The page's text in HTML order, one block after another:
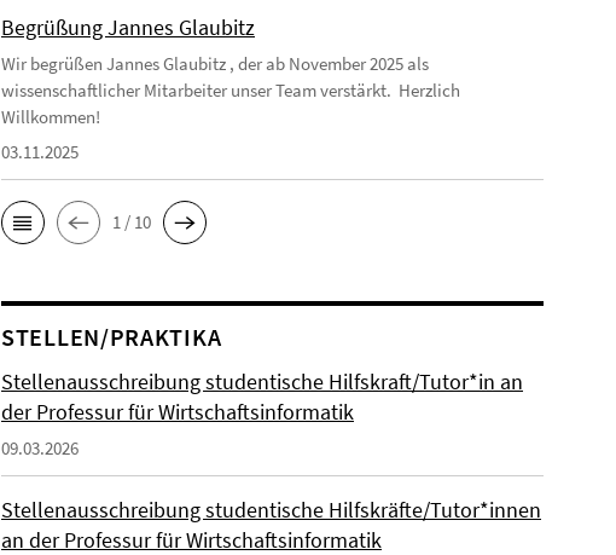
Begrüßung Jannes Glaubitz
Wir begrüßen Jannes Glaubitz , der ab November 2025 als
wissenschaftlicher Mitarbeiter unser Team verstärkt. Herzlich
Willkommen!
03.11.2025
1 / 10
STELLEN/PRAKTIKA
Stellenausschreibung studentische Hilfskraft/Tutor*in an
der Professur für Wirtschaftsinformatik
09.03.2026
Stellenausschreibung studentische Hilfskräfte/Tutor*innen
an der Professur für Wirtschaftsinformatik